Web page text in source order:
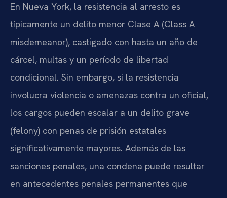
En Nueva York, la resistencia al arresto es
típicamente un delito menor Clase A (Class A
misdemeanor), castigado con hasta un año de
cárcel, multas y un período de libertad
condicional. Sin embargo, si la resistencia
involucra violencia o amenazas contra un oficial,
los cargos pueden escalar a un delito grave
(felony) con penas de prisión estatales
significativamente mayores. Además de las
sanciones penales, una condena puede resultar
en antecedentes penales permanentes que